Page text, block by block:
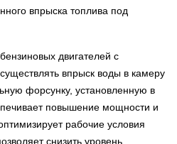
впрыска топлива под
двигателей с
впрыск воды в камеру
форсунку, установленную в
повышение мощности и
рабочие условия
снизить уровень